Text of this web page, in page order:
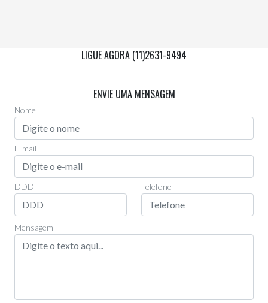
LIGUE AGORA (11)2631-9494
ENVIE UMA MENSAGEM
Nome
E-mail
DDD Telefone
Mensagem